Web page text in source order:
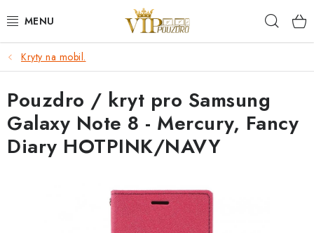
na
KRYTY NA MOBIL.
OCHRANA DISPLEJE - SKLO A FÓLIE
KABELY A NABÍJEČKY
DRŽÁKY A STOJÁNKY
Kryty na mobil.
Pouzdro / kryt pro Samsung
Galaxy Note 8 - Mercury, Fancy
Diary HOTPINK/NAVY